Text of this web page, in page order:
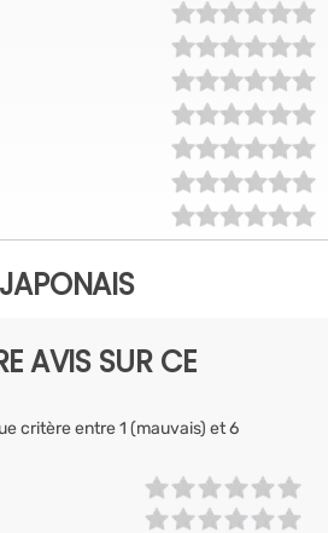
AVIS SUR CE
critère entre 1 (mauvais) et 6